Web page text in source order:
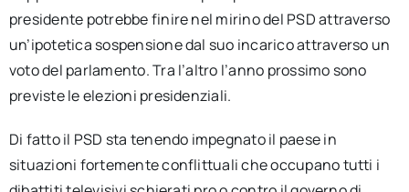
presidente potrebbe finire nel mirino del PSD attraverso
un’ipotetica sospensione dal suo incarico attraverso un
voto del parlamento. Tra l’altro l’anno prossimo sono
previste le elezioni presidenziali.
Di fatto il PSD sta tenendo impegnato il paese in
situazioni fortemente conflittuali che occupano tutti i